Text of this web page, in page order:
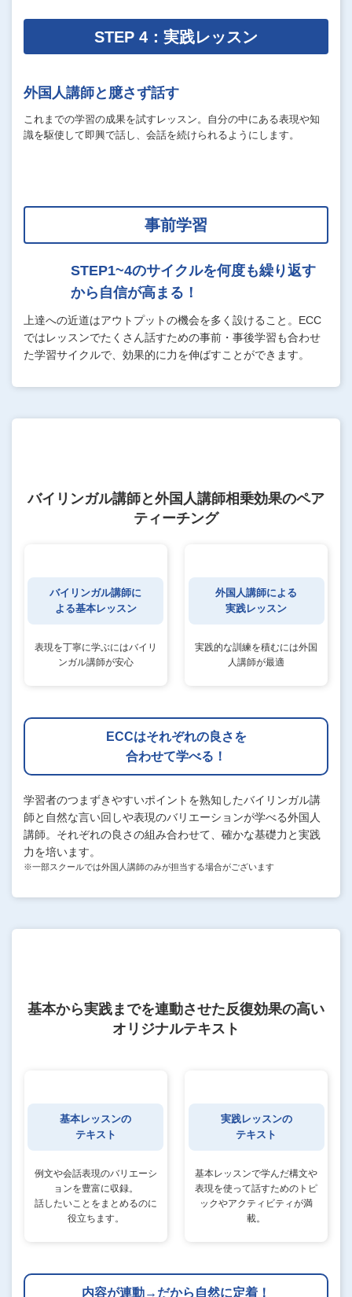
STEP 4：実践レッスン
外国人講師と臆さず話す
これまでの学習の成果を試すレッスン。自分の中にある表現や知
識を駆使して即興で話し、会話を続けられるようにします。
事前学習
STEP1~4のサイクルを何度も繰り返す
から自信が高まる！
上達への近道はアウトプットの機会を多く設けること。ECC
ではレッスンでたくさん話すための事前・事後学習も合わせ
た学習サイクルで、効果的に力を伸ばすことができます。
バイリンガル講師と外国人講師相乗効果のペア
ティーチング
バイリンガル講師に
よる基本レッスン
表現を丁寧に学ぶにはバイリ
ンガル講師が安心
外国人講師による
実践レッスン
実践的な訓練を積むには外国
人講師が最適
ECCはそれぞれの良さを
合わせて学べる！
学習者のつまずきやすいポイントを熟知したバイリンガル講
師と自然な言い回しや表現のバリエーションが学べる外国人
講師。それぞれの良さの組み合わせて、確かな基礎力と実践
力を培います。
※一部スクールでは外国人講師のみが担当する場合がございます
基本から実践までを連動させた反復効果の高い
オリジナルテキスト
基本レッスンの
テキスト
例文や会話表現のバリエーシ
ョンを豊富に収録。
話したいことをまとめるのに
役立ちます。
実践レッスンの
テキスト
基本レッスンで学んだ構文や
表現を使って話すための トピ
ックやアクティビティが満
載。
内容が連動→だから自然に定着！